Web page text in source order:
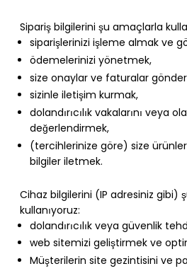
Sipariş bilgilerini şu amaçlarla
siparişlerinizi işleme almak ve
ödemelerinizi yönetmek,
size onaylar ve faturalar
sizinle iletişim kurmak,
dolandırıcılık vakalarını veya
değerlendirmek,
(tercihlerinize göre) size
bilgiler iletmek.
Cihaz bilgilerini (IP adresiniz gibi)
kullanıyoruz:
dolandırıcılık veya güvenlik
web sitemizi geliştirmek ve
Müşterilerin site gezintisini ve